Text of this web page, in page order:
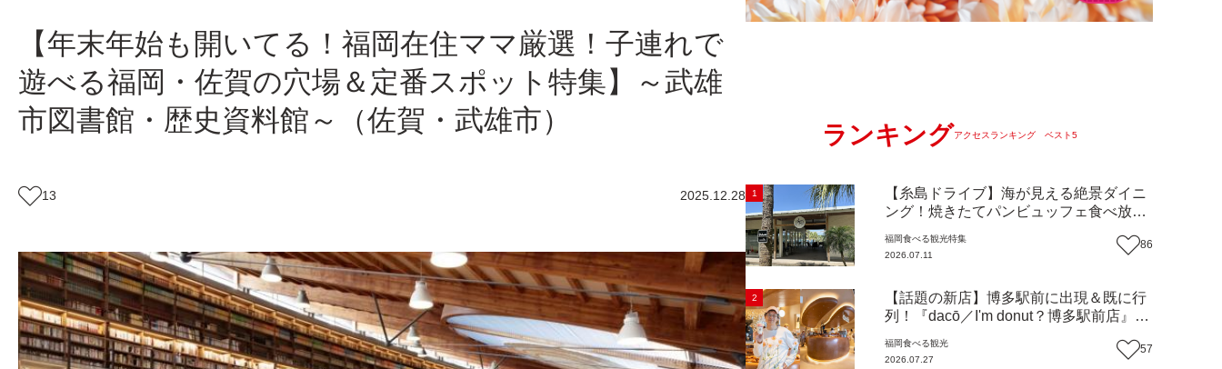
【年末年始も開いてる！福岡在住ママ厳選！子連れで
遊べる福岡・佐賀の穴場＆定番スポット特集】～武雄
市図書館・歴史資料館～（佐賀・武雄市）
13 2025.12.28
ランキングアクセスランキング ベスト5
1
【糸島ドライブ】海が見える絶景ダイニ
ング！焼きたてパンビュッフェ食べ放題
『Ibiza Beach Cafe』（福岡・糸島市）
福岡食べる観光特集
2026.07.11
86
2
【話題の新店】博多駅前に出現＆既に行
列！『dacō／I'm donut？博多駅前店』徹
た楽しみ方＆イチオシメニューも紹介！
福岡食べる観光
2026.07.27
57